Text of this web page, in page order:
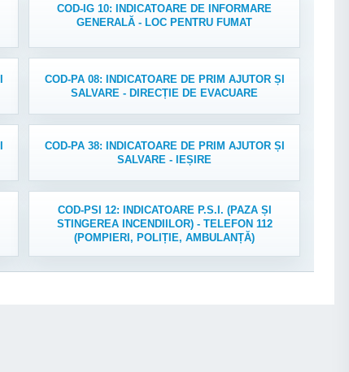
COD-IG 10: INDICATOARE DE INFORMARE
GENERALĂ - LOC PENTRU FUMAT
COD-PA 08: INDICATOARE DE PRIM AJUTOR ȘI
SALVARE - DIRECȚIE DE EVACUARE
COD-PA 38: INDICATOARE DE PRIM AJUTOR ȘI
SALVARE - IEȘIRE
COD-PSI 12: INDICATOARE P.S.I. (PAZA ȘI
STINGEREA INCENDIILOR) - TELEFON 112
(POMPIERI, POLIȚIE, AMBULANȚĂ)